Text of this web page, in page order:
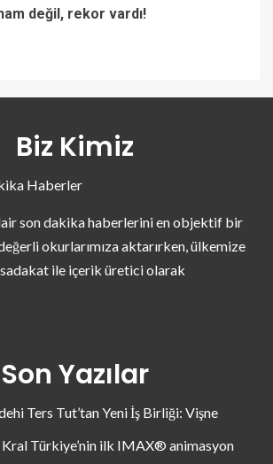
değil, rekor vardı!
Biz Kimiz
Haberler
son dakika haberlerini en objektif bir
okurlarımıza aktarırken, ülkemize
sadakat ile içerik üretici olarak
Son Yazılar
Ters Tut’tan Yeni İş Birliği: Vişne
Kral Türkiye’nin ilk IMAX® animasyon